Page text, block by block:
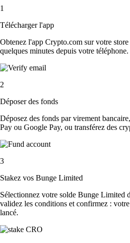
1
Télécharger l'app
Obtenez l'app Crypto.com sur votre
quelques minutes depuis votre téléphone.
2
Déposer des fonds
Déposez des fonds par virement
Pay ou Google Pay, ou transférez des
3
Stakez vos Bunge Limited
Sélectionnez votre solde Bunge Limited
validez les conditions et confirmez :
lancé.